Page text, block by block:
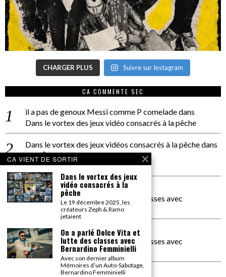
CHARGER PLUS Suivre sur Instagram
CA COMMENTE SEC
il a pas de genoux Messi comme P comeladedans
Dans le vortex des jeux vidéo consacrés à la pêche
Dans le vortex des jeux vidéos consacrés à la pêchedans
PACÔME THIELLEMENT
La séance d’Hip Gnose
La Patrie
dans
On a parlé Dolce Vita et lutte des classes avec
Bernardino Femminielli
carte noire negra à l'o tiededans
On a parlé Dolce Vita et lutte des classes avec
Bernardino Femminielli
moise et son mascarédans
CA VIENT DE SORTIR
Dans le vortex des jeux
vidéo consacrés à la
pêche
Le 19 décembre 2025, les
créateurs Zeph & Ramo
jetaient
On a parlé Dolce Vita et
lutte des classes avec
Bernardino Femminielli
Avec son dernier album
Mémoires d’un Auto-Sabotage,
Bernardino Femminielli